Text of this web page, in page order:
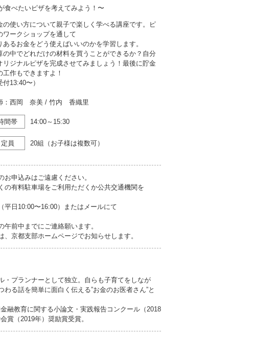
食べたいピザを考えてみよう！〜
の使い方について親子で楽しく学べる講座です。ピ
ワークショップを通して
あるお金をどう使えばいいのかを学習します。
の中でどれだけの材料を買うことができるか？自分
リジナルピザを完成させてみましょう！最後に貯金
工作もできますよ！
付13:40〜）
：西岡 奈美 / 竹内 香織里
間帯 14:00～15:30
定員 20組（お子様は複数可）
申込みはご遠慮ください。
有料駐車場をご利用ただくか公共交通機関を
日10:00〜16:00）またはメールにて
前中までにご連絡願います。
京都支部ホームページでお知らせします。
プランナーとして独立。自らも子育てをしなが
る話を簡単に面白く伝える”お金のお医者さん”と
融教育に関する小論文・実践報告コンクール（2018
賞（2019年）奨励賞受賞。